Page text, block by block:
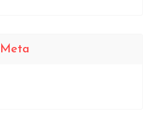
Meta